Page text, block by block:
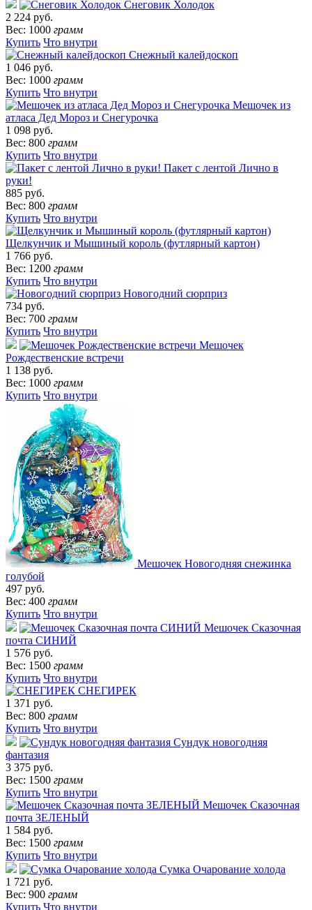
Снеговик Холодок
2 224 руб.
Вес: 1000 грамм
Купить Что внутри
Снежный калейдоскоп
1 046 руб.
Вес: 1000 грамм
Купить Что внутри
Мешочек из
атласа Дед Мороз и Снегурочка
1 098 руб.
Вес: 800 грамм
Купить Что внутри
Пакет с лентой Лично в
руки!
885 руб.
Вес: 800 грамм
Купить Что внутри
Щелкунчик и Мышиный король (футлярный картон)
1 766 руб.
Вес: 1200 грамм
Купить Что внутри
Новогодний сюрприз
734 руб.
Вес: 700 грамм
Купить Что внутри
Мешочек
Рождественские встречи
1 138 руб.
Вес: 1000 грамм
Купить Что внутри
Мешочек Новогодняя снежинка
голубой
497 руб.
Вес: 400 грамм
Купить Что внутри
Мешочек Сказочная
почта СИНИЙ
1 576 руб.
Вес: 1500 грамм
Купить Что внутри
СНЕГИРЕК
1 371 руб.
Вес: 800 грамм
Купить Что внутри
Сундук новогодняя
фантазия
3 375 руб.
Вес: 1500 грамм
Купить Что внутри
Мешочек Сказочная
почта ЗЕЛЕНЫЙ
1 584 руб.
Вес: 1500 грамм
Купить Что внутри
Сумка Очарование холода
1 721 руб.
Вес: 900 грамм
Купить Что внутри